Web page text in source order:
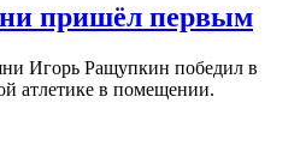
пришёл первым
Игорь Ращупкин победил в
атлетике в помещении.